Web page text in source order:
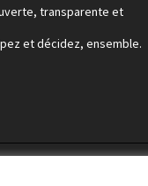
transparente et
et décidez, ensemble.